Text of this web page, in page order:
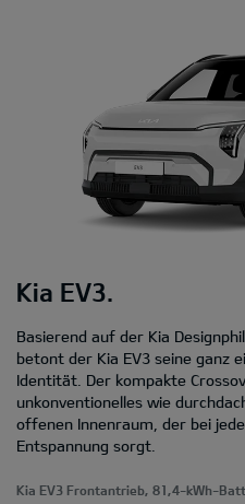
Kia EV3.
Basierend auf der Kia
betont der Kia EV3 seine ganz
Identität. Der kompakte
unkonventionelles wie
offenen Innenraum, der bei
Entspannung sorgt.
Kia EV3 Frontantrieb, 81,4-kWh-